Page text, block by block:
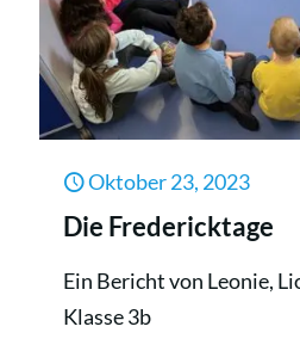
Oktober 23, 2023
Die Fredericktage
Ein Bericht von Leonie,
Klasse 3b